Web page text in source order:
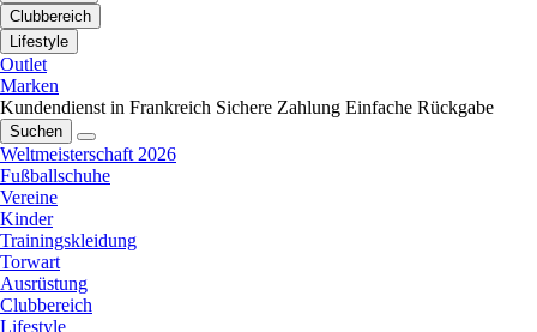
Clubbereich
Lifestyle
Outlet
Marken
Kundendienst in Frankreich Sichere Zahlung Einfache Rückgabe
Suchen
Weltmeisterschaft 2026
Fußballschuhe
Vereine
Kinder
Trainingskleidung
Torwart
Ausrüstung
Clubbereich
Lifestyle